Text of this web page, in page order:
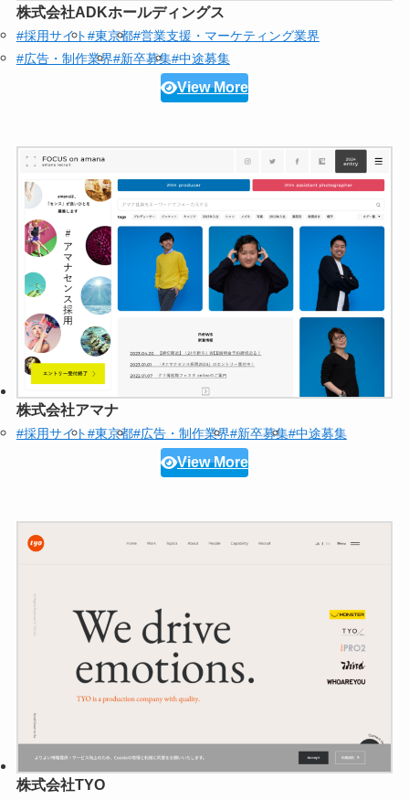
株式会社ADKホールディングス
#採用サイト#東京都#営業支援・マーケティング業界
#広告・制作業界#新卒募集#中途募集
View More
株式会社アマナ
#採用サイト#東京都#広告・制作業界#新卒募集#中途募集
View More
株式会社TYO